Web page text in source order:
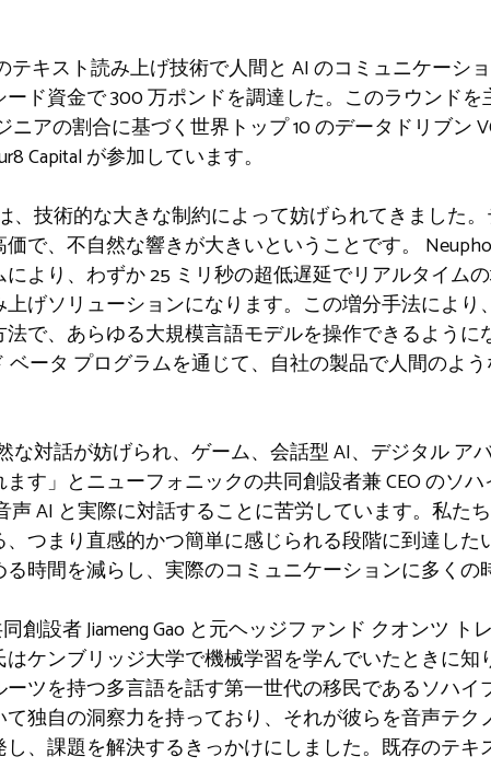
テキスト読み上げ技術で人間と AI のコミュニケーシ
ド資金で 300 万ポンドを調達した。このラウンドを
ニアの割合に基づく世界トップ 10 のデータドリブン
Capital が参加しています。
、技術的な大きな制約によって妨げられてきました
で、不自然な響きが大きいということです。
より、わずか 25 ミリ秒の超低遅延でリアルタイム
げソリューションになります。この増分手法により
で、あらゆる大規模言語モデルを操作できるように
ベータ プログラムを通じて、自社の製品で人間のよ
な対話が妨げられ、ゲーム、会話型 AI、デジタル ア
す」とニューフォニックの共同創設者兼 CEO のソ
AI と実際に対話することに苦労しています。私た
つまり直感的かつ簡単に感じられる段階に到達した
時間を減らし、実際のコミュニケーションに多くの
創設者 Jiameng Gao と元ヘッジファンド クオンツ ト
ケンブリッジ大学で機械学習を学んでいたときに知
ツを持つ多言語を話す第一世代の移民であるソハイ
独自の洞察力を持っており、それが彼らを音声テク
、課題を解決するきっかけにしました。既存のテキ